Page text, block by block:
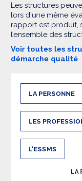
Les structures
lors d'une même
rapport est produit,
l’ensemble des
Voir toutes les
démarche qualité
LA PERSONNE
LES
L'ESSMS
LA